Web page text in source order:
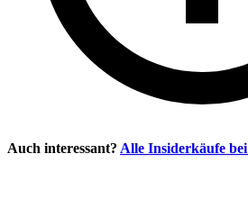
Auch interessant? Alle Insiderkäufe bei